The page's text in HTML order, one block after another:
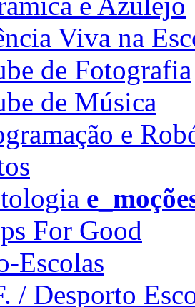
Viva na
de Fotografia
de Música
e
For Good
Escolas
/ Desporto